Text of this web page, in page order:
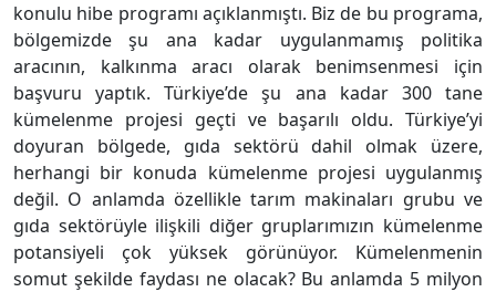
konulu hibe programı açıklanmıştı. Biz de bu programa,
bölgemizde şu ana kadar uygulanmamış politika
aracının, kalkınma aracı olarak benimsenmesi için
başvuru yaptık. Türkiye’de şu ana kadar 300 tane
kümelenme projesi geçti ve başarılı oldu. Türkiye’yi
doyuran bölgede, gıda sektörü dahil olmak üzere,
herhangi bir konuda kümelenme projesi uygulanmış
değil. O anlamda özellikle tarım makinaları grubu ve
gıda sektörüyle ilişkili diğer gruplarımızın kümelenme
potansiyeli çok yüksek görünüyor. Kümelenmenin
somut şekilde faydası ne olacak? Bu anlamda 5 milyon